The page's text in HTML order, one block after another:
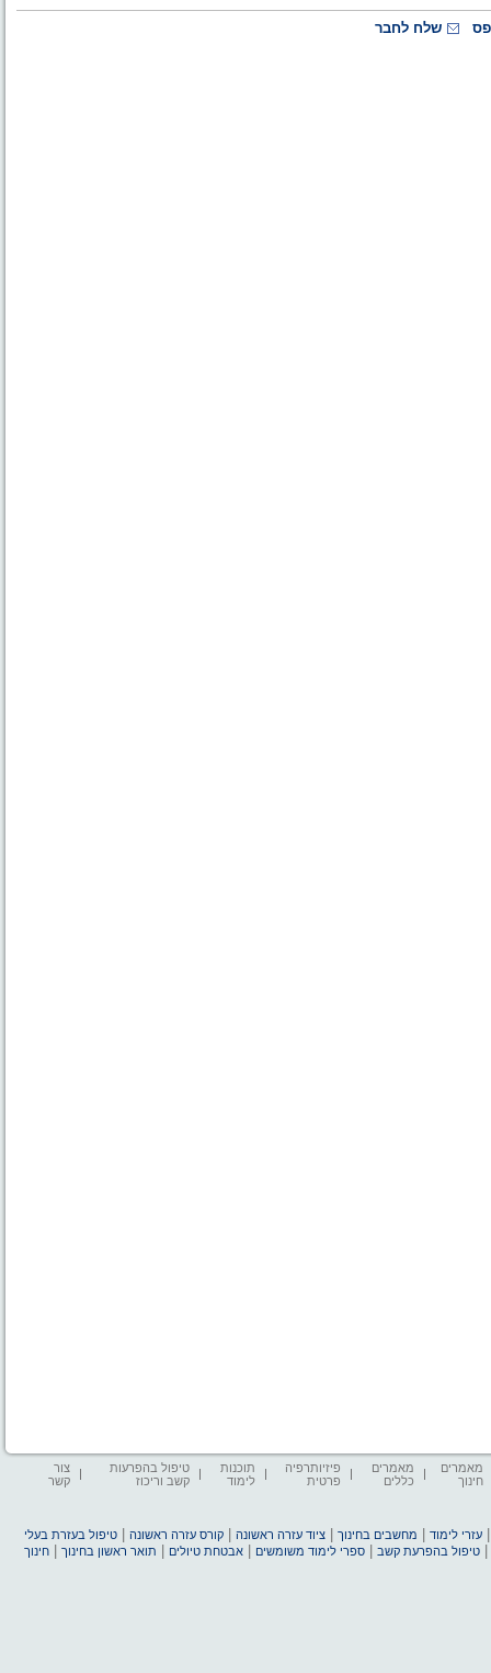
שלח לחבר
מאמרים
חינוך
מאמרים
כללים
פיזיותרפיה
פרטית
תוכנות
לימוד
טיפול בהפרעות
קשב וריכוז
צור
קשר
עזרי לימוד מחשבים בחינוך |ציוד עזרה ראשונה |קורס עזרה ראשונה |טיפול בעזרת בעלי
|טיפול בהפרעת קשב |ספרי לימוד משומשים |אבטחת טיולים תואר ראשון בחינוך |חינוך